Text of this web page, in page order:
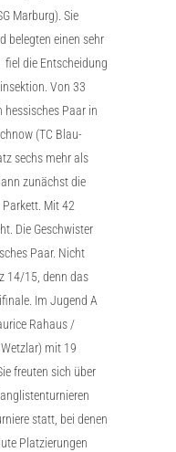
Marburg). Sie
belegten einen sehr
die Entscheidung
Von 33
hessisches Paar in
(TC Blau-
sechs mehr als
zunächst die
Mit 42
Die Geschwister
Paar. Nicht
14/15, denn das
Im Jugend A
Rahaus /
mit 19
freuten sich über
statt, bei denen
Platzierungen